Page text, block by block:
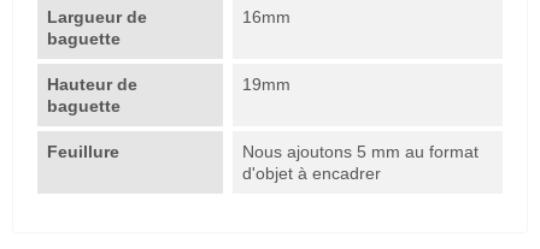
Largueur de
baguette
16mm
Hauteur de
baguette
19mm
Feuillure
Nous ajoutons 5 mm au format
d'objet à encadrer